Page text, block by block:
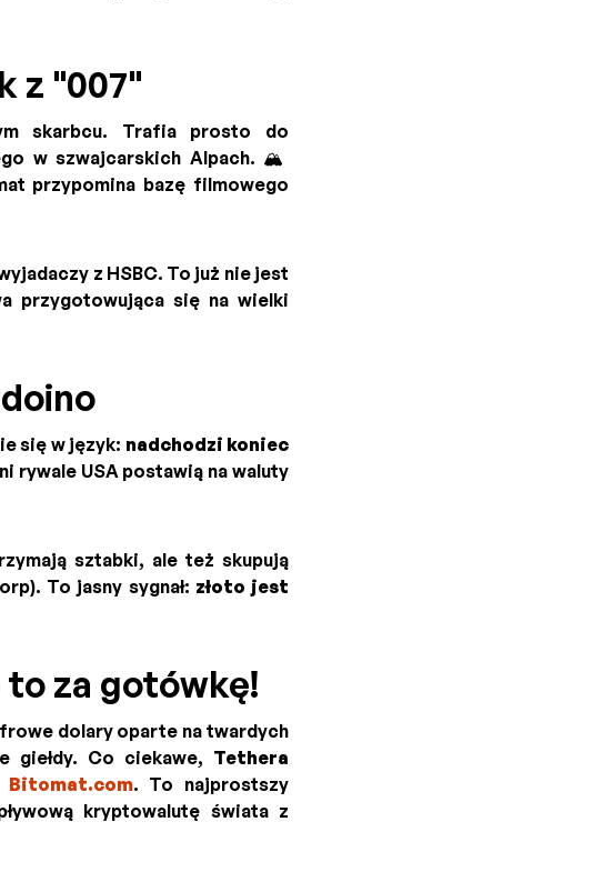
z "007"
skarbcu. Trafia prosto do
w szwajcarskich Alpach. 🏔️
przypomina bazę filmowego
z HSBC. To już nie jest
przygotowująca się na wielki
się w język: nadchodzi koniec
rywale USA postawią na waluty
sztabki, ale też skupują
To jasny sygnał: złoto jest
to za gotówkę!
dolary oparte na twardych
giełdy. Co ciekawe, Tethera
Bitomat.com. To najprostszy
kryptowalutę świata z